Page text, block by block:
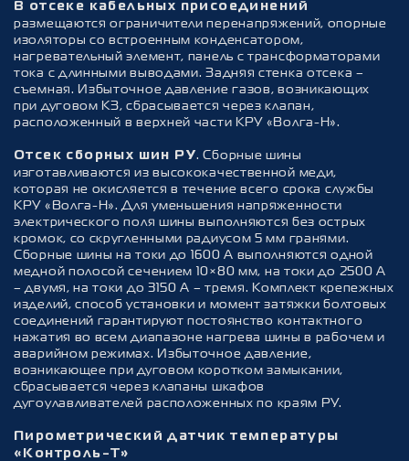
В отсеке кабельных присоединений
размещаются ограничители перенапряжений, опорные
изоляторы со встроенным конденсатором,
нагревательный элемент, панель с трансформаторами
тока с длинными выводами. Задняя стенка отсека –
съемная. Избыточное давление газов, возникающих
при дуговом КЗ, сбрасывается через клапан,
расположенный в верхней части КРУ «Волга-Н».
Отсек сборных шин РУ. Сборные шины
изготавливаются из высококачественной меди,
которая не окисляется в течение всего срока службы
КРУ «Волга-Н». Для уменьшения напряженности
электрического поля шины выполняются без острых
кромок, со скругленными радиусом 5 мм гранями.
Сборные шины на токи до 1600 А выполняются одной
медной полосой сечением 10×80 мм, на токи до 2500 А
– двумя, на токи до 3150 А – тремя. Комплект крепежных
изделий, способ установки и момент затяжки болтовых
соединений гарантируют постоянство контактного
нажатия во всем диапазоне нагрева шины в рабочем и
аварийном режимах. Избыточное давление,
возникающее при дуговом коротком замыкании,
сбрасывается через клапаны шкафов
дугоулавливателей расположенных по краям РУ.
Пирометрический датчик температуры
«Контроль-Т»